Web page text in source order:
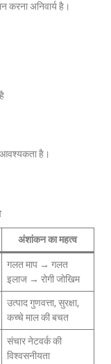
करना अनिवार्य है।
है।
अंशांकन का महत्व
गलत माप → गलत
इलाज → रोगी जोखिम
उत्पाद गुणवत्ता, सुरक्षा,
कच्चे माल की बचत
संचार नेटवर्क की
विश्वसनीयता